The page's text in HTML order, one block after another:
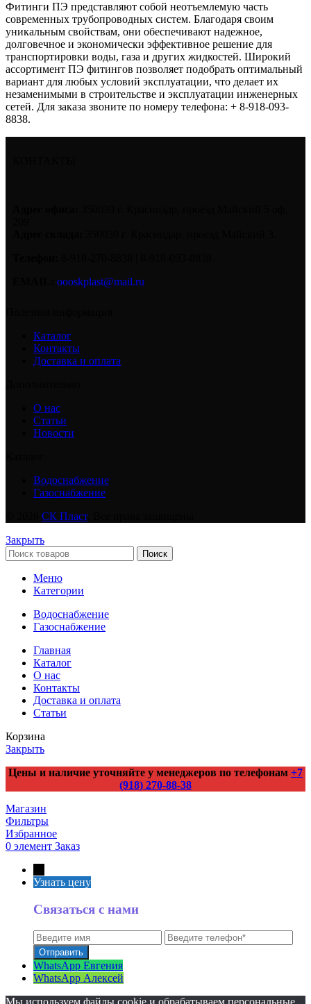
Фитинги ПЭ представляют собой неотъемлемую часть
современных трубопроводных систем. Благодаря своим
уникальным свойствам, они обеспечивают надежное,
долговечное и экономически эффективное решение для
транспортировки воды, газа и других жидкостей. Широкий
ассортимент ПЭ фитингов позволяет подобрать оптимальный
вариант для любых условий эксплуатации, что делает их
незаменимыми в строительстве и эксплуатации инженерных
сетей. Для заказа звоните по номеру телефона: + 8-918-093-
8838.
oooskplast@mail.ru
Каталог
Контакты
Доставка и оплата
О нас
Статьи
Новости
Водоснабжение
Газоснабжение
СК Пласт. Все права защищены
Закрыть
Поиск
Меню
Категории
Водоснабжение
Газоснабжение
Главная
Каталог
О нас
Контакты
Доставка и оплата
Статьи
Корзина
Закрыть
Цены и наличие уточняйте у менеджеров по телефонам +7
(918) 270-88-38
Магазин
Фильтры
Избранное
0 элемент Заказ
Узнать цену
Связаться с нами
WhatsApp Евгения
WhatsApp Алексей
Мы используем файлы cookie и обрабатываем персональные